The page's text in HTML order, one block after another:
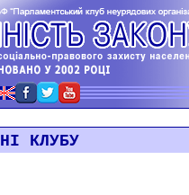
КЛУБУ